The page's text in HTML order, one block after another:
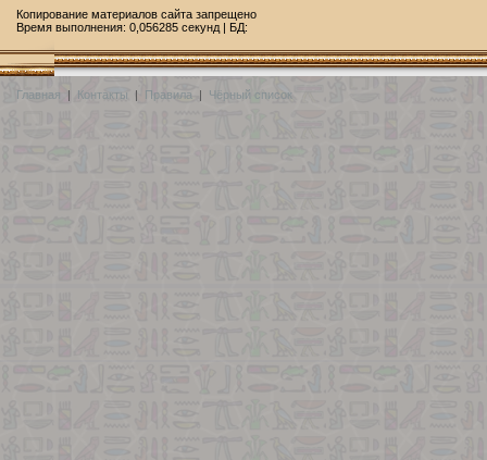
Копирование материалов сайта запрещено
Время выполнения: 0,056285 секунд | БД:
Главная | Контакты | Правила | Чёрный список